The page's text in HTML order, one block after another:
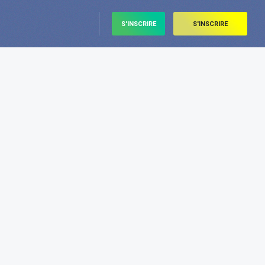
S'INSCRIRE S'INSCRIRE